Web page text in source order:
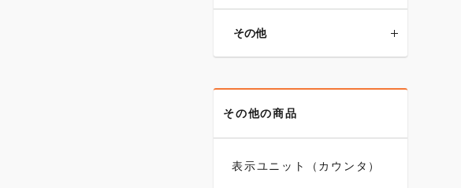
その他
その他の商品
表示ユニット（カウンタ）